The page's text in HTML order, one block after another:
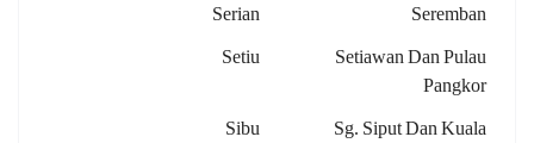
Seremban
Serian
Setiawan Dan Pulau
Pangkor
Setiu
Sg. Siput Dan Kuala
Sibu